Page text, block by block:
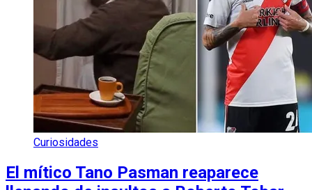
Curiosidades
El mítico Tano Pasman reaparece